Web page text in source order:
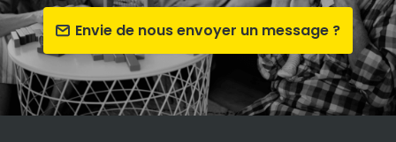
Envie de nous envoyer un message ?